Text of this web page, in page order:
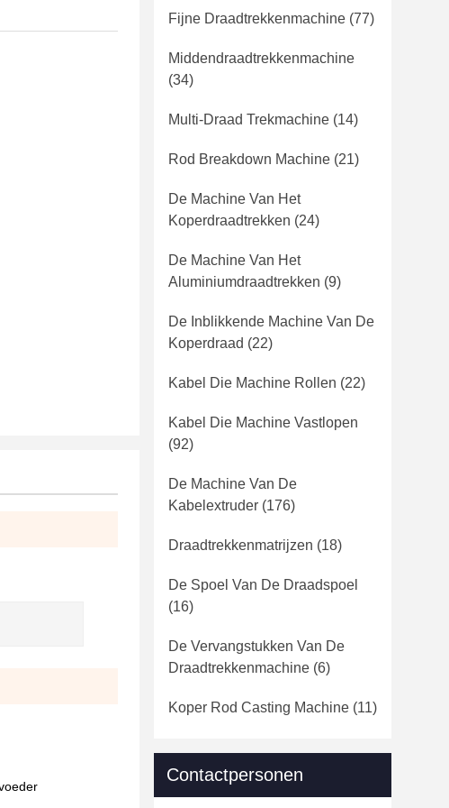
Fijne Draadtrekkenmachine (77)
Middendraadtrekkenmachine
(34)
Multi-Draad Trekmachine (14)
Rod Breakdown Machine (21)
De Machine Van Het
Koperdraadtrekken (24)
De Machine Van Het
Aluminiumdraadtrekken (9)
De Inblikkende Machine Van De
Koperdraad (22)
Kabel Die Machine Rollen (22)
Kabel Die Machine Vastlopen
(92)
De Machine Van De
Kabelextruder (176)
Draadtrekkenmatrijzen (18)
De Spoel Van De Draadspoel
(16)
De Vervangstukken Van De
Draadtrekkenmachine (6)
Koper Rod Casting Machine (11)
Contactpersonen